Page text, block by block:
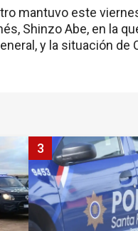
mantuvo este
Shinzo Abe, en la
y la situación de
3